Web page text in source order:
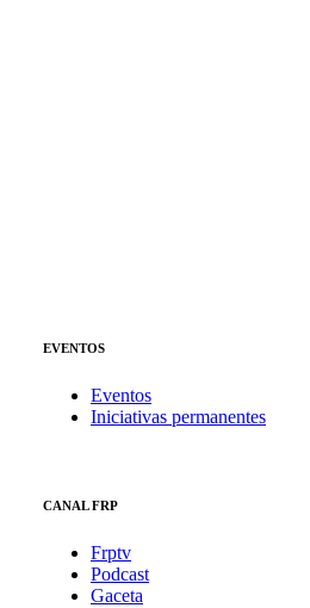
EVENTOS
Eventos
Iniciativas permanentes
CANAL FRP
Frptv
Podcast
Gaceta